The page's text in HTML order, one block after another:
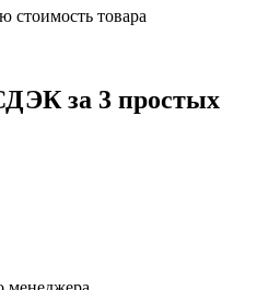
стоимость товара
за 3 простых